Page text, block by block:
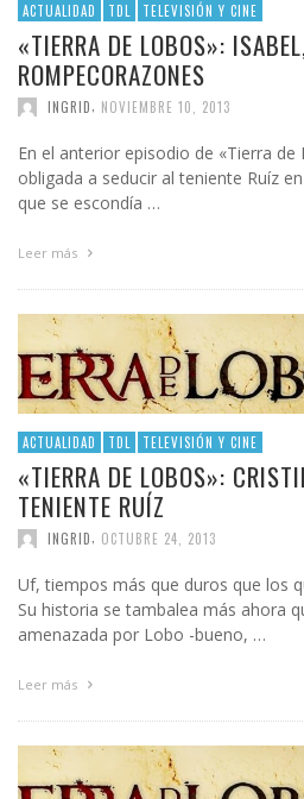
ACTUALIDAD TDL TELEVISIÓN Y CINE
«TIERRA DE LOBOS»:
ROMPECORAZONES
INGRID NOVIEMBRE 10, 2013
En el anterior episodio de «Tierra de
obligada a seducir al teniente Ruíz
que se escondía …
Leer más
ACTUALIDAD TDL TELEVISIÓN Y CINE
«TIERRA DE LOBOS»:
TENIENTE RUÍZ
INGRID OCTUBRE 24, 2013
Uf, tiempos más que duros que los
Su historia se tambalea más ahora
amenazada por Lobo -bueno, …
Leer más